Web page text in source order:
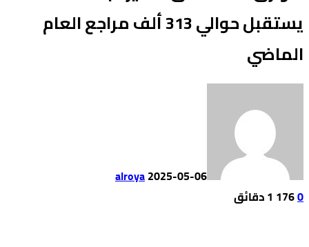
يستقبل حوالي 313 ألف مراجع العام
الماضي
alroya2025-05-06
0
176 1 ‫دقائق‬